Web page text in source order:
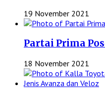
19 November 2021
Partai Prima
18 November 2021